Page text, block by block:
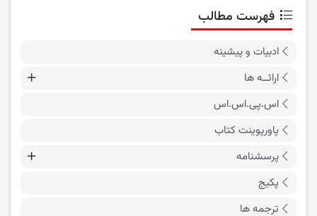
فهرست مطالب
ادبیات و پیشینه
ارائــه ها
اس.پی.اس.اس
پاورپوینت کتاب
پرسشنامه
پکیج
ترجمه ها